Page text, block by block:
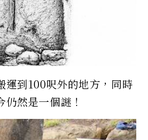
運到100呎外的地方，同時
然是一個謎！